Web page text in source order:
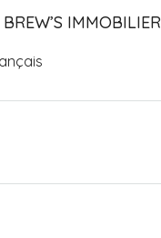
IMMOBILIER